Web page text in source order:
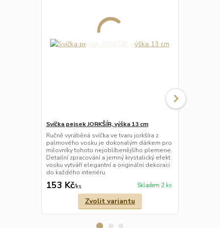
Svíčka pejsek JORKŠÍR, výška 13 cm
Ručně vyráběná svíčka ve tvaru jorkšíra z
palmového vosku je dokonalým dárkem pro
milovníky tohoto nejoblíbenějšího plemene.
Detailní zpracování a jemný krystalický efekt
vosku vytváří elegantní a originální dekoraci
do každého interiéru.
153 Kč/ks Skladem 2 ks
Zvolit variantu